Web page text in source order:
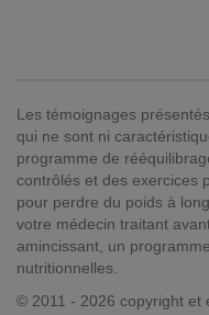
Les témoignages
qui ne sont ni
programme de
contrôlés et des exercices
pour perdre du poids à
votre médecin traitant
amincissant, un
nutritionnelles.
© 2011 - 2026 copyright et